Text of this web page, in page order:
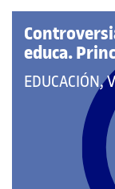
educa.
QUE
PERTENECE
CATEGORÍAS:
EDUCACIÓN,